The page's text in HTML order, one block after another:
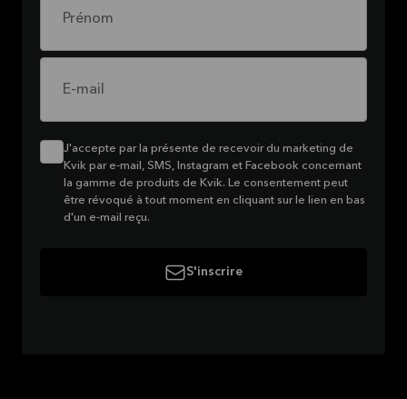
Prénom
E-mail
J'accepte par la présente de recevoir du marketing de
Kvik par e-mail, SMS, Instagram et Facebook concernant
la gamme de produits de Kvik. Le consentement peut
être révoqué à tout moment en cliquant sur le lien en bas
d'un e-mail reçu.
S'inscrire